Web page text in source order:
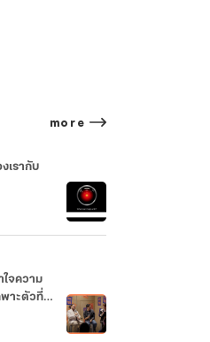
เรากับ
ใจความ
าะตัวที่นำ
-ปิยะนุช
more